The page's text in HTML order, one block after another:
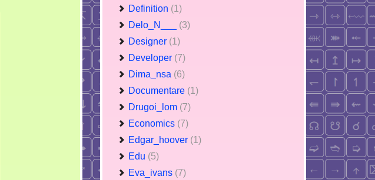
Definition (1)
Delo_N___ (3)
Designer (1)
Developer (7)
Dima_nsa (6)
Documentare (1)
Drugoi_lom (7)
Economics (7)
Edgar_hoover (1)
Edu (5)
Eva_ivans (7)